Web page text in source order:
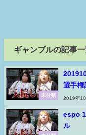
ギャンブルの記事
未分類
選手
2019年10
espo
ル